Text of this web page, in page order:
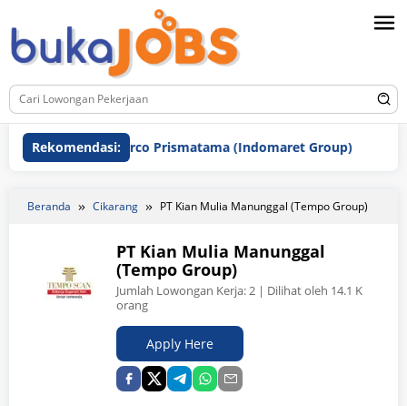
ke
konten
Rekomendasi:
PT Indomarco Prismatama (Indomaret Group)
Beranda Cikarang PT Kian Mulia Manunggal (Tempo Group)
PT Kian Mulia Manunggal
(Tempo Group)
Jumlah Lowongan Kerja:2 | Dilihat oleh 14.1 K
orang
Apply Here